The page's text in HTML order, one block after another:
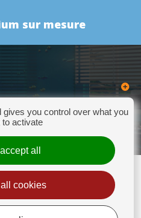
sur mesure
LENS - Tél : +33(0)3 21 14 77 88 - Fax:
you control over what you
to activate
all
cookies